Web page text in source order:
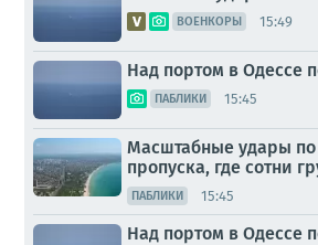
ВОЕНКОРЫ 15:49
Над портом в Одессе
ПАБЛИКИ 15:45
Масштабные удары по
пропуска, где сотни
ПАБЛИКИ 15:45
Над портом в Одессе